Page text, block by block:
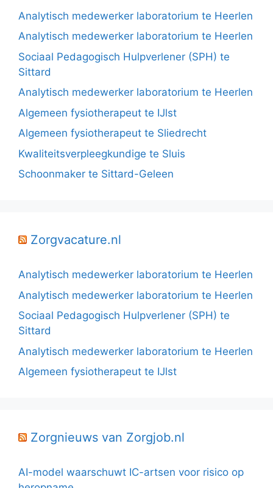
Analytisch medewerker laboratorium te Heerlen
Analytisch medewerker laboratorium te Heerlen
Sociaal Pedagogisch Hulpverlener (SPH) te
Sittard
Analytisch medewerker laboratorium te Heerlen
Algemeen fysiotherapeut te IJlst
Algemeen fysiotherapeut te Sliedrecht
Kwaliteitsverpleegkundige te Sluis
Schoonmaker te Sittard-Geleen
Zorgvacature.nl
Analytisch medewerker laboratorium te Heerlen
Analytisch medewerker laboratorium te Heerlen
Sociaal Pedagogisch Hulpverlener (SPH) te
Sittard
Analytisch medewerker laboratorium te Heerlen
Algemeen fysiotherapeut te IJlst
Zorgnieuws van Zorgjob.nl
AI-model waarschuwt IC-artsen voor risico op